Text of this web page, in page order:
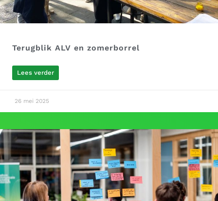
Terugblik ALV en zomerborrel
Lees verder
26 mei 2025